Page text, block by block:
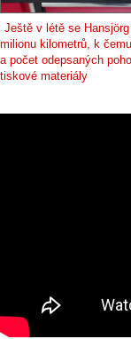
Ještě v létě se
milionu kilometrů, k
a počet odepsaných
tiskové materiály